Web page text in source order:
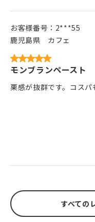
お客様番号： 2***55
鹿児島県
カフェ
モンブランペースト
栗感が抜群です。コスパ
すべての